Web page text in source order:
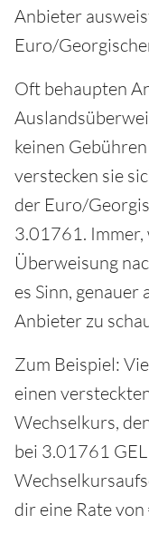
Anbieter
Euro/
Oft behaupten
keinen
verstecken sie
der Euro/
3.01761. Immer,
Überweisung
es Sinn,
Anbieter zu
Zum Beispiel:
einen
Wechselkurs,
bei 3.01761
dir eine Rate